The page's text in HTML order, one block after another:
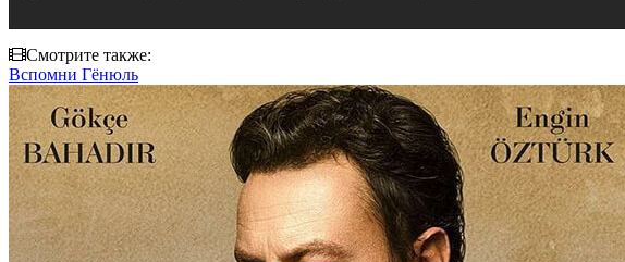
Смотрите также:
Вспомни Гёнюль